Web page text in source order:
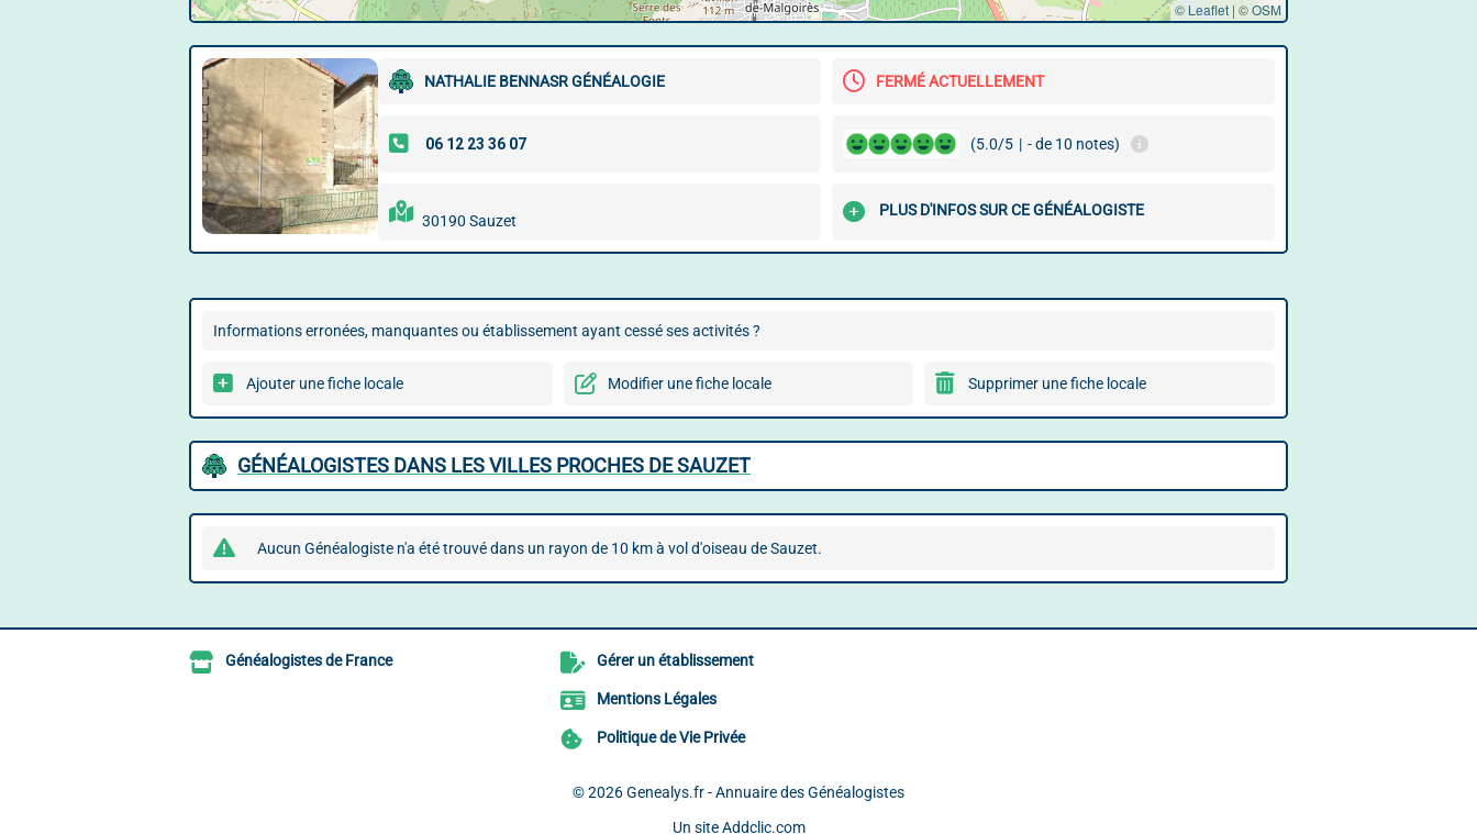
© Leaflet | ©OSM
NATHALIE BENNASR GÉNÉALOGIE FERMÉ ACTUELLEMENT
(5.0/5 | - de 10 notes)
30190 Sauzet
PLUS D'INFOS SUR CE GÉNÉALOGISTE
Informations erronées, manquantes ou établissement ayant cessé ses activités ?
Ajouter une fiche locale Modifier une fiche locale Supprimer une fiche locale
GÉNÉALOGISTES DANS LES VILLES PROCHES DE SAUZET
Aucun Généalogiste n'a été trouvé dans un rayon de 10 km à vol d'oiseau de Sauzet.
Généalogistes de France Gérer un établissement
Mentions Légales
Politique de Vie Privée
© 2026Genealys.fr - Annuaire des Généalogistes
Un site Addclic.com